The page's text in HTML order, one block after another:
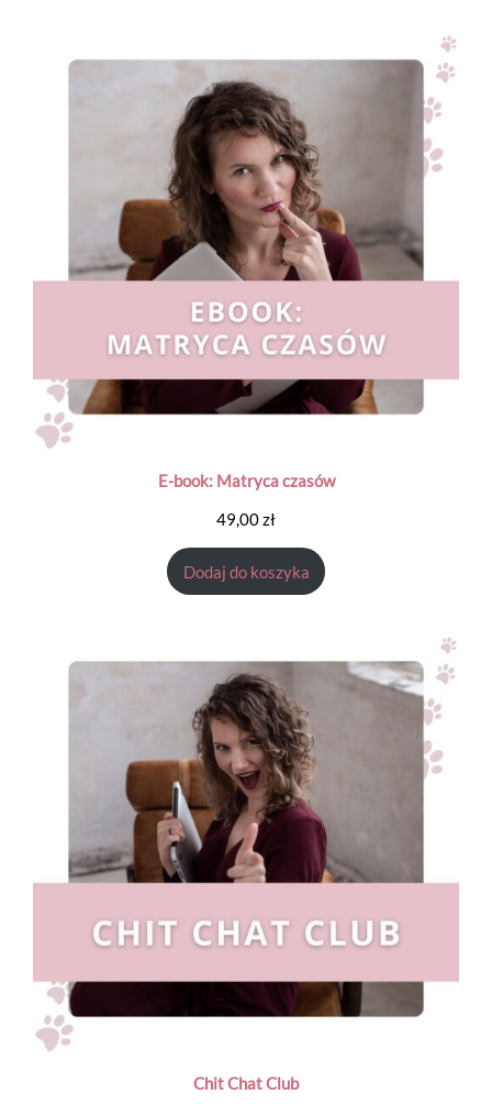
E-book: Matryca czasów
49,00zł
Dodaj do koszyka
Chit Chat Club